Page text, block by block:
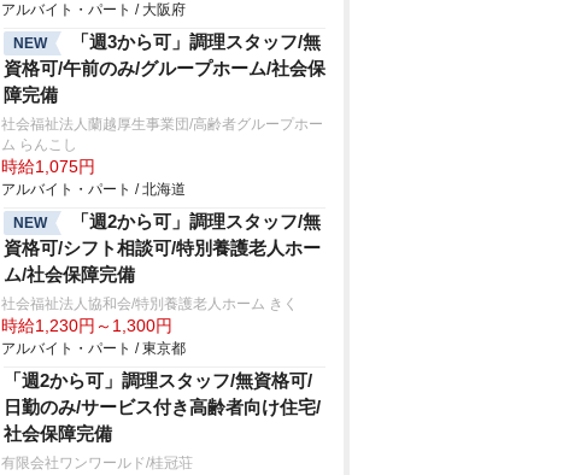
アルバイト・パート / 大阪府
NEW
「週3から可」調理スタッフ/無
資格可/午前のみ/グループホーム/社会保
障完備
社会福祉法人蘭越厚生事業団/高齢者グループホー
ム らんこし
時給1,075円
アルバイト・パート / 北海道
NEW
「週2から可」調理スタッフ/無
資格可/シフト相談可/特別養護老人ホー
ム/社会保障完備
社会福祉法人協和会/特別養護老人ホーム きく
時給1,230円～1,300円
アルバイト・パート / 東京都
「週2から可」調理スタッフ/無資格可/
日勤のみ/サービス付き高齢者向け住宅/
社会保障完備
有限会社ワンワールド/桂冠荘